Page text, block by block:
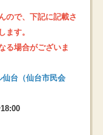
ので、下記に記載さ
ます。
る場合がございま
台（仙台市民会